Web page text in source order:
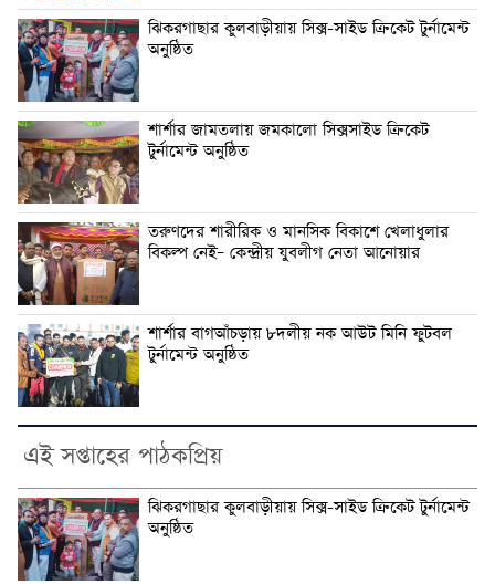
ঝিকরগাছার কুলবাড়ীয়ায় সিক্স-সাইড ক্রিকেট টুর্নামেন্ট
অনুষ্ঠিত
শার্শার জামতলায় জমকালো সিক্সসাইড ক্রিকেট
টুর্নামেন্ট অনুষ্ঠিত
তরুণদের শারীরিক ও মানসিক বিকাশে খেলাধুলার
বিকল্প নেই– কেন্দ্রীয় যুবলীগ নেতা আনোয়ার
শার্শার বাগআঁচড়ায় ৮দলীয় নক আউট মিনি ফুটবল
টুর্নামেন্ট অনুষ্ঠিত
এই সপ্তাহের পাঠকপ্রিয়
ঝিকরগাছার কুলবাড়ীয়ায় সিক্স-সাইড ক্রিকেট টুর্নামেন্ট
অনুষ্ঠিত